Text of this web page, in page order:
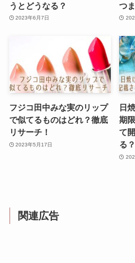
うとどうなる？
2023年6月7日
つ
フジコ田中みな実のリップ
で似てるものはどれ？徹底
リサーチ！
2023年5月17日
日
期
て
る？
関連広告